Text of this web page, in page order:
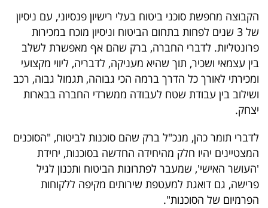
5
המילון
הכלכלי
פודקאסט
40
UNDER
40
שיתופי
הקבוצה מחפשת סוכני ביטוח בעלי רישיון פנסיוני, עם ניסיון
של 3 שנים לפחות בתחום הביטוח וניסיון מוכח במכירות
פרונטליות. לדברי החברה, ברק שהם אף מאפשרת לשלב
בין עצמאי ושכיר, תוך שהיא מעניקה, לדבריה, ליווי מקצועי
ומכירתי לאורך כל הדרך ברמה הכי גבוהה, תגמול גבוה, רכב
ושילוב בין עבודת שטח לעבודה ממשרדי החברה בבארות
יצחק.
לדברי תומר כהן, מנכ"ל ברק שהם סוכנות לביטוח, "הסוכנים
המצטיינים יהיו חלק מהיחידה החדשה בסוכנות, יחידת
'העושר האישי', שמעבר לפתרונות הביטוח ותכנון לגיל
פרישה, גם דואגת למעטפת שירותים מקיפה ללקוחות
הפרמיום של הסוכנות".